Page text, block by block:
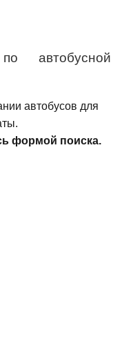
автобусной
автобусов для
формой поиска.